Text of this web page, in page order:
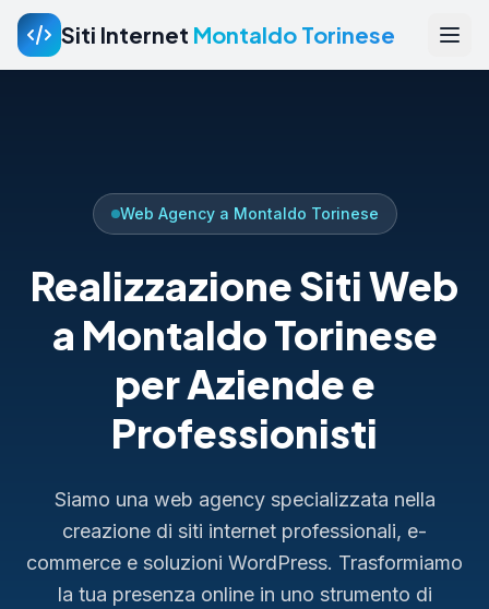
Siti Internet Montaldo Torinese
Web Agency a Montaldo Torinese
Realizzazione Siti Web
a Montaldo Torinese
per Aziende e
Professionisti
Siamo una web agency specializzata nella
creazione di siti internet professionali, e-
commerce e soluzioni WordPress. Trasformiamo
la tua presenza online in uno strumento di